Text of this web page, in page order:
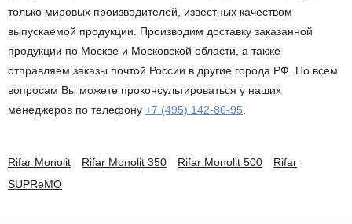
только мировых производителей, известных качеством
выпускаемой продукции. Производим доставку заказанной
продукции по Москве и Московской области, а также
отправляем заказы почтой России в другие города РФ. По всем
вопросам Вы можете проконсультироваться у наших
менеджеров по телефону +7 (495) 142-80-95
Rifar Monolit Rifar Monolit 350 Rifar Monolit 500
Rifar
SUPReMO